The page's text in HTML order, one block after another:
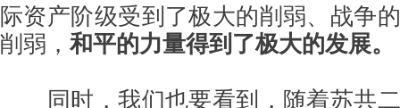
际资产阶级受到了极大的削弱、战争
削弱， 和平的力量得到了极大的发展。
同时，我们也要看到，随着苏共